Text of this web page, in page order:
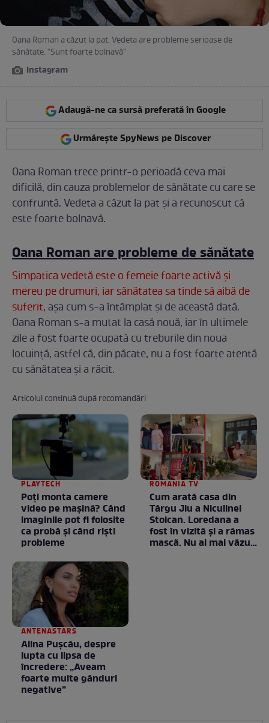
Oana Roman a căzut la pat. Vedeta are probleme serioase de
sănătate. "Sunt foarte bolnavă"
Instagram
Adaugă-ne ca sursă preferată în Google
Urmărește SpyNews pe Discover
Oana Roman trece printr-o perioadă ceva mai
dificilă, din cauza problemelor de sănătate cu care se
confruntă. Vedeta a căzut la pat şi a recunoscut că
este foarte bolnavă.
Oana Roman are probleme de sănătate
Simpatica vedetă este o femeie foarte activă şi
mereu pe drumuri, iar sănătatea sa tinde să aibă de
suferit,aşa cum s-a întâmplat şi de această dată.
Oana Roman s-a mutat la casă nouă, iar în ultimele
zile a fost foarte ocupată cu treburile din noua
locuinţă, astfel că, din păcate, nu a fost foarte atentă
cu sănătatea şi a răcit.
Articolul continuă după recomandări
PLAYTECH
Poți monta camere
video pe mașină? Când
imaginile pot fi folosite
ca probă și când riști
probleme
ROMANIA TV
Cum arată casa din
Târgu Jiu a Niculinei
Stoican. Loredana a
fost în vizită și a rămas
mască. Nu ai mai văzut
ANTENASTARS
Alina Pușcău, despre
lupta cu lipsa de
încredere: „Aveam
foarte multe gânduri
negative”